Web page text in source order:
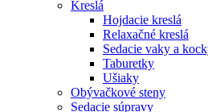
Kreslá
Hojdacie kreslá
Relaxačné kreslá
Sedacie vaky a
Taburetky
Ušiaky
Obývačkové steny
Sedacie súpravy